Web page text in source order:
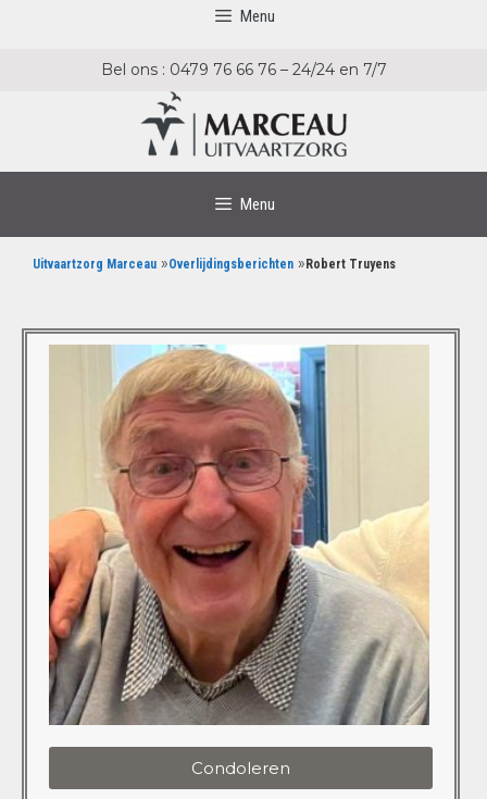
Menu
Bel ons : 0479 76 66 76 – 24/24 en 7/7
Menu
Uitvaartzorg Marceau »Overlijdingsberichten »Robert Truyens
Condoleren